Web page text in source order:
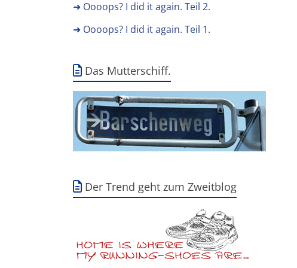
➜ Oooops? I did it again. Teil 2.
➜ Oooops? I did it again. Teil 1.
Das Mutterschiff.
Der Trend geht zum Zweitblog